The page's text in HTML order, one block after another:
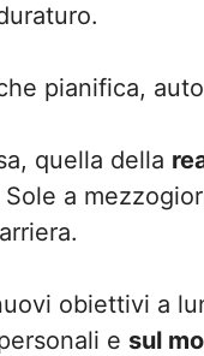
pianifica,
quella della
a
obiettivi a
e sul